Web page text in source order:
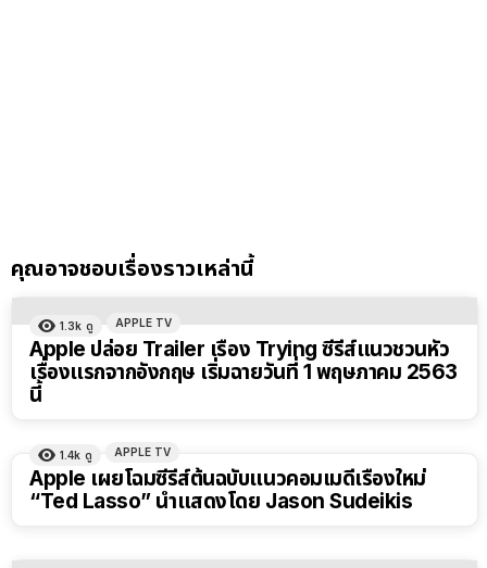
คุณอาจชอบเรื่องราวเหล่านี้
1.3k ดู APPLE TV
Apple ปล่อย Trailer เรื่อง Trying ซีรีส์แนวชวนหัว
เรื่องแรกจากอังกฤษ เริ่มฉายวันที่ 1 พฤษภาคม 2563
นี้
1.4k ดู APPLE TV
Apple เผยโฉมซีรีส์ต้นฉบับแนวคอมเมดี้เรื่องใหม่
“Ted Lasso” นำแสดงโดย Jason Sudeikis